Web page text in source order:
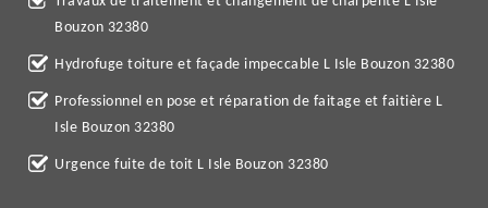
Bouzon 32380
Hydrofuge toiture et façade impeccable L Isle Bouzon 32380
Professionnel en pose et réparation de faitage et faitière L
Isle Bouzon 32380
Urgence fuite de toit L Isle Bouzon 32380